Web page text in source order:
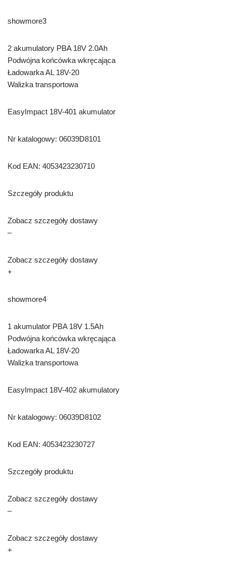
showmore3
2 akumulatory PBA 18V 2.0Ah
Podwójna końcówka wkręcająca
Ładowarka AL 18V-20
Walizka transportowa
EasyImpact 18V-401 akumulator
Nr katalogowy: 06039D8101
Kod EAN: 4053423230710
Szczegóły produktu
Zobacz szczegóły dostawy
–
Zobacz szczegóły dostawy
+
showmore4
1 akumulator PBA 18V 1.5Ah
Podwójna końcówka wkręcająca
Ładowarka AL 18V-20
Walizka transportowa
EasyImpact 18V-402 akumulatory
Nr katalogowy: 06039D8102
Kod EAN: 4053423230727
Szczegóły produktu
Zobacz szczegóły dostawy
–
Zobacz szczegóły dostawy
+